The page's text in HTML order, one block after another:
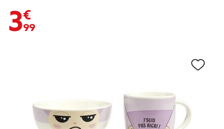
3,99 €